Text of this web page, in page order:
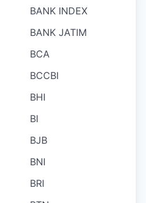
BANK INDEX
BANK JATIM
BCA
BCCBI
BHI
BI
BJB
BNI
BRI